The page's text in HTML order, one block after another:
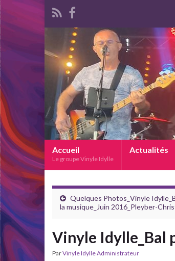
Accueil
Le groupe Vinyle Idylle
Actualités
Quelques Photos_Vinyle
la musique_Juin 2016_Pleyber-
Vinyle Idylle_Bal
ParVinyle Idylle Administrateur